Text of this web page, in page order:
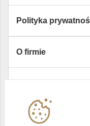
Polityka
O firmie
Instytucje